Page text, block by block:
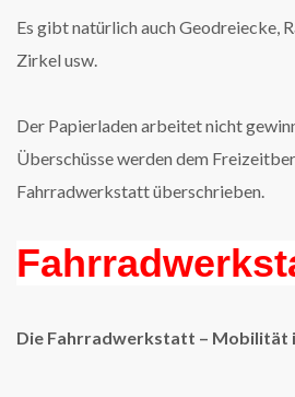
Es gibt natürlich auch Geodreiecke,
Zirkel usw.
Der Papierladen arbeitet nicht
Überschüsse werden dem
Fahrradwerkstatt überschrieben.
Die Fahrradwerkstatt – Mobilität